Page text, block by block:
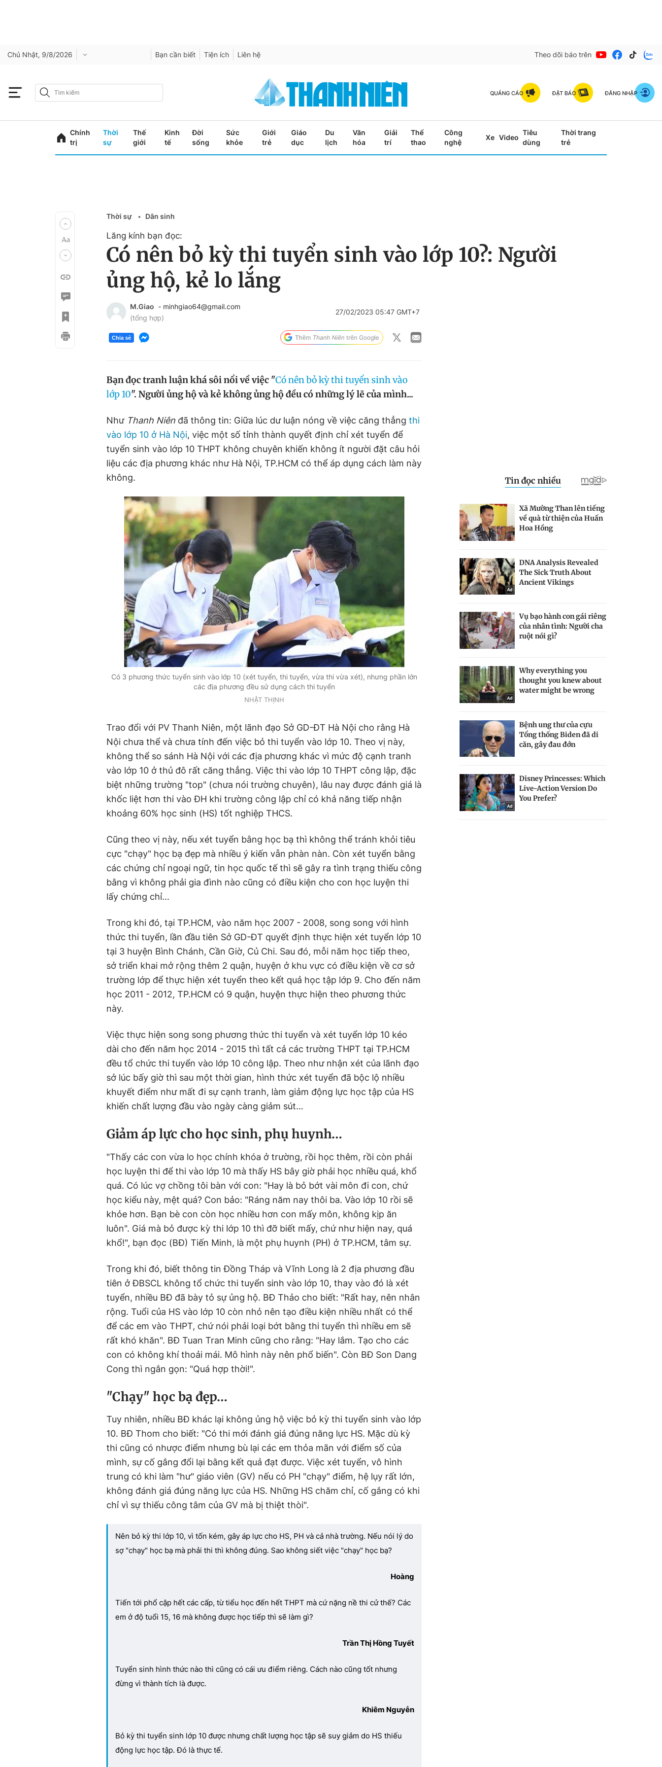
Chủ Nhật, 9/8/2026 Bạn cần biết Tiện ích Liên hệ Theo dõi báo trên
QUẢNG CÁO ĐẶT BÁO ĐĂNG NHẬP
Chính
trị
Thời
sự
Thế
giới
Kinh
tế
Đời
sống
Sức
khỏe
Giới
trẻ
Giáo
dục
Du
lịch
Văn
hóa
Giải
trí
Thể
thao
Công
nghệ
Xe Video
Tiêu
dùng
Thời trang
trẻ
Thời sự Dân sinh
Lăng kính bạn đọc:
Có nên bỏ kỳ thi tuyển sinh vào lớp 10?: Người
ủng hộ, kẻ lo lắng
M.Giao - minhgiao64@gmail.com
(tổng hợp)
27/02/2023 05:47 GMT+7
Chia sẻ
Bạn đọc tranh luận khá sôi nổi về việc "Có nên bỏ kỳ thi tuyển sinh vào
lớp 10". Người ủng hộ và kẻ không ủng hộ đều có những lý lẽ của mình...
Như Thanh Niên đã thông tin: Giữa lúc dư luận nóng về việc căng thẳng thi
vào lớp 10 ở Hà Nội, việc một số tỉnh thành quyết định chỉ xét tuyển để
tuyển sinh vào lớp 10 THPT không chuyên khiến không ít người đặt câu hỏi
liệu các địa phương khác như Hà Nội, TP.HCM có thể áp dụng cách làm này
không.
Có 3 phương thức tuyển sinh vào lớp 10 (xét tuyển, thi tuyển, vừa thi vừa xét), nhưng phần lớn
các địa phương đều sử dụng cách thi tuyển
NHẬT THỊNH
Trao đổi với PV Thanh Niên, một lãnh đạo Sở GD-ĐT Hà Nội cho rằng Hà
Nội chưa thể và chưa tính đến việc bỏ thi tuyển vào lớp 10. Theo vị này,
không thể so sánh Hà Nội với các địa phương khác vì mức độ cạnh tranh
vào lớp 10 ở thủ đô rất căng thẳng. Việc thi vào lớp 10 THPT công lập, đặc
biệt những trường "top" (chưa nói trường chuyên), lâu nay được đánh giá là
khốc liệt hơn thi vào ĐH khi trường công lập chỉ có khả năng tiếp nhận
khoảng 60% học sinh (HS) tốt nghiệp THCS.
Cũng theo vị này, nếu xét tuyển bằng học bạ thì không thể tránh khỏi tiêu
cực "chạy" học bạ đẹp mà nhiều ý kiến vẫn phàn nàn. Còn xét tuyển bằng
các chứng chỉ ngoại ngữ, tin học quốc tế thì sẽ gây ra tình trạng thiếu công
bằng vì không phải gia đình nào cũng có điều kiện cho con học luyện thi
lấy chứng chỉ...
Trong khi đó, tại TP.HCM, vào năm học 2007 - 2008, song song với hình
thức thi tuyển, lần đầu tiên Sở GD-ĐT quyết định thực hiện xét tuyển lớp 10
tại 3 huyện Bình Chánh, Cần Giờ, Củ Chi. Sau đó, mỗi năm học tiếp theo,
sở triển khai mở rộng thêm 2 quận, huyện ở khu vực có điều kiện về cơ sở
trường lớp để thực hiện xét tuyển theo kết quả học tập lớp 9. Cho đến năm
học 2011 - 2012, TP.HCM có 9 quận, huyện thực hiện theo phương thức
này.
Việc thực hiện song song phương thức thi tuyển và xét tuyển lớp 10 kéo
dài cho đến năm học 2014 - 2015 thì tất cả các trường THPT tại TP.HCM
đều tổ chức thi tuyển vào lớp 10 công lập. Theo như nhận xét của lãnh đạo
sở lúc bấy giờ thì sau một thời gian, hình thức xét tuyển đã bộc lộ nhiều
khuyết điểm như mất đi sự cạnh tranh, làm giảm động lực học tập của HS
khiến chất lượng đầu vào ngày càng giảm sút…
Giảm áp lực cho học sinh, phụ huynh…
"Thấy các con vừa lo học chính khóa ở trường, rồi học thêm, rồi còn phải
học luyện thi để thi vào lớp 10 mà thấy HS bây giờ phải học nhiều quá, khổ
quá. Có lúc vợ chồng tôi bàn với con: "Hay là bỏ bớt vài môn đi con, chứ
học kiểu này, mệt quá? Con bảo: "Ráng năm nay thôi ba. Vào lớp 10 rồi sẽ
khỏe hơn. Bạn bè con còn học nhiều hơn con mấy môn, không kịp ăn
luôn". Giá mà bỏ được kỳ thi lớp 10 thì đỡ biết mấy, chứ như hiện nay, quá
khổ!", bạn đọc (BĐ) Tiến Minh, là một phụ huynh (PH) ở TP.HCM, tâm sự.
Trong khi đó, biết thông tin Đồng Tháp và Vĩnh Long là 2 địa phương đầu
tiên ở ĐBSCL không tổ chức thi tuyển sinh vào lớp 10, thay vào đó là xét
tuyển, nhiều BĐ đã bày tỏ sự ủng hộ. BĐ Thảo cho biết: "Rất hay, nên nhân
rộng. Tuổi của HS vào lớp 10 còn nhỏ nên tạo điều kiện nhiều nhất có thể
để các em vào THPT, chứ nói phải loại bớt bằng thi tuyển thì nhiều em sẽ
rất khó khăn". BĐ Tuan Tran Minh cũng cho rằng: "Hay lắm. Tạo cho các
con có không khí thoải mái. Mô hình này nên phổ biến". Còn BĐ Son Dang
Cong thì ngắn gọn: "Quá hợp thời!".
"Chạy" học bạ đẹp…
Tuy nhiên, nhiều BĐ khác lại không ủng hộ việc bỏ kỳ thi tuyển sinh vào lớp
10. BĐ Thom cho biết: "Có thi mới đánh giá đúng năng lực HS. Mặc dù kỳ
thi cũng có nhược điểm nhưng bù lại các em thỏa mãn với điểm số của
mình, sự cố gắng đổi lại bằng kết quả đạt được. Việc xét tuyển, vô hình
trung có khi làm "hư" giáo viên (GV) nếu có PH "chạy" điểm, hệ lụy rất lớn,
không đánh giá đúng năng lực của HS. Những HS chăm chỉ, cố gắng có khi
chỉ vì sự thiếu công tâm của GV mà bị thiệt thòi".
Nên bỏ kỳ thi lớp 10, vì tốn kém, gây áp lực cho HS, PH và cả nhà trường. Nếu nói lý do
sợ "chạy" học bạ mà phải thi thì không đúng. Sao không siết việc "chạy" học bạ?
Hoàng
Tiến tới phổ cập hết các cấp, từ tiểu học đến hết THPT mà cứ nặng nề thi cử thế? Các
em ở độ tuổi 15, 16 mà không được học tiếp thì sẽ làm gì?
Trần Thị Hồng Tuyết
Tuyển sinh hình thức nào thì cũng có cái ưu điểm riêng. Cách nào cũng tốt nhưng
đừng vì thành tích là được.
Khiêm Nguyễn
Bỏ kỳ thi tuyển sinh lớp 10 được nhưng chất lượng học tập sẽ suy giảm do HS thiếu
động lực học tập. Đó là thực tế.